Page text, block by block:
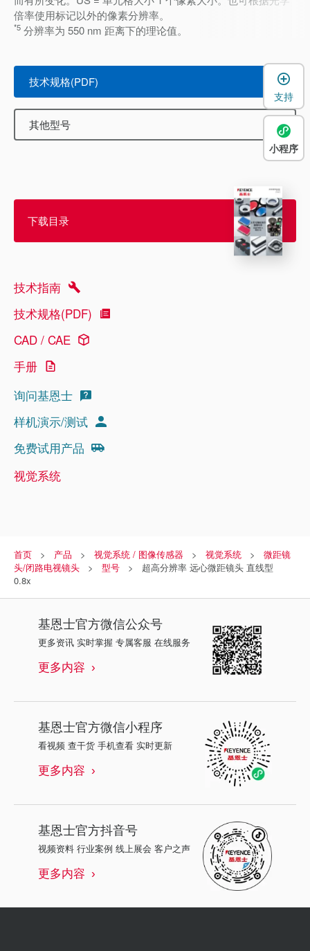
倍率使用标记以外的像素分辨率。
*5 分辨率为 550 nm 距离下的理论值。
技术规格(PDF)
其他型号
下载目录
技术指南
技术规格(PDF)
CAD / CAE
手册
询问基恩士
样机演示/测试
免费试用产品
视觉系统
首页 产品 视觉系统 / 图像传感器 视觉系统
微距镜
头/闭路电视镜头
型号
超高分辨率 远心微距镜头 直线型
0.8x
基恩士官方微信公众号
更多资讯 实时掌握 专属客服 在线服务
更多内容
基恩士官方微信小程序
看视频 查干货 手机查看 实时更新
更多内容
基恩士官方抖音号
视频资料 行业案例 线上展会 客户之声
更多内容
支持
小程序